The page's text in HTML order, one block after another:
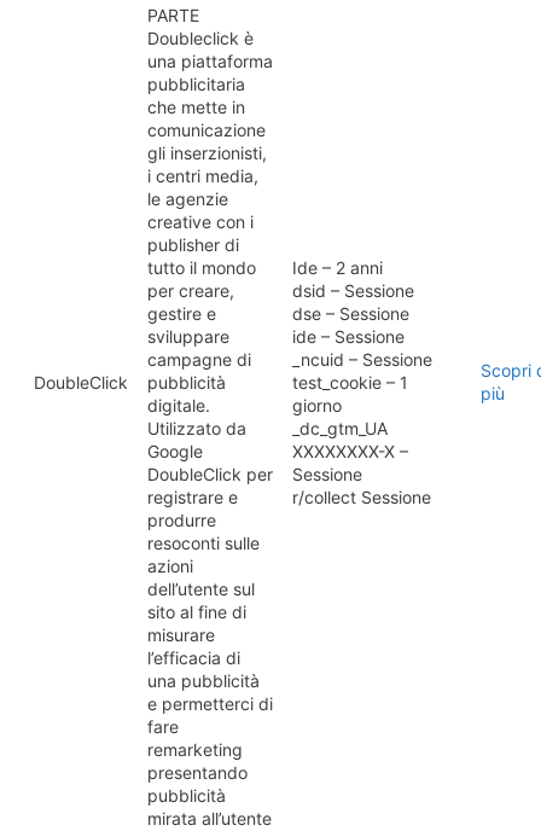
DoubleClick
PARTE
Doubleclick è
una piattaforma
pubblicitaria
che mette in
comunicazione
gli inserzionisti,
i centri media,
le agenzie
creative con i
publisher di
tutto il mondo
per creare,
gestire e
sviluppare
campagne di
pubblicità
digitale.
Utilizzato da
Google
DoubleClick per
registrare e
produrre
resoconti sulle
azioni
dell’utente sul
sito al fine di
misurare
l’efficacia di
una pubblicità
e permetterci di
fare
remarketing
presentando
pubblicità
mirata all’utente
Ide – 2 anni
dsid – Sessione
dse – Sessione
ide – Sessione
_ncuid – Sessione
test_cookie – 1
giorno
_dc_gtm_UA
XXXXXXXX-X –
Sessione
r/collect Sessione
Scopri
più